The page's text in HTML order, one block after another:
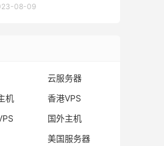
7折，香港独服50M带宽
08-09
云服务器
机
香港VPS
国外主机
美国服务器